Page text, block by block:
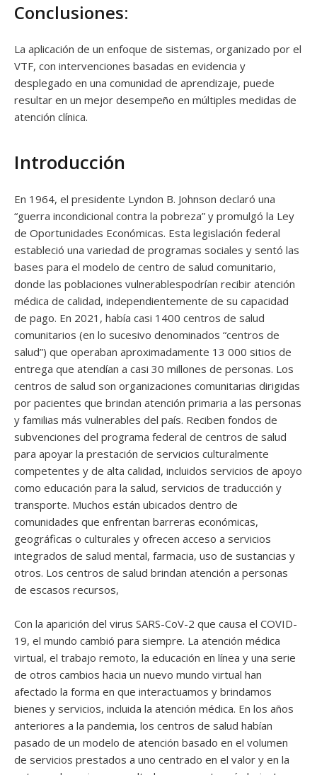
Conclusiones:
La aplicación de un enfoque de sistemas, organizado por el
VTF, con intervenciones basadas en evidencia y
desplegado en una comunidad de aprendizaje, puede
resultar en un mejor desempeño en múltiples medidas de
atención clínica.
Introducción
En 1964, el presidente Lyndon B. Johnson declaró una
“guerra incondicional contra la pobreza” y promulgó la Ley
de Oportunidades Económicas. Esta legislación federal
estableció una variedad de programas sociales y sentó las
bases para el modelo de centro de salud comunitario,
donde las poblaciones vulnerablespodrían recibir atención
médica de calidad, independientemente de su capacidad
de pago. En 2021, había casi 1400 centros de salud
comunitarios (en lo sucesivo denominados “centros de
salud”) que operaban aproximadamente 13 000 sitios de
entrega que atendían a casi 30 millones de personas. Los
centros de salud son organizaciones comunitarias dirigidas
por pacientes que brindan atención primaria a las personas
y familias más vulnerables del país. Reciben fondos de
subvenciones del programa federal de centros de salud
para apoyar la prestación de servicios culturalmente
competentes y de alta calidad, incluidos servicios de apoyo
como educación para la salud, servicios de traducción y
transporte. Muchos están ubicados dentro de
comunidades que enfrentan barreras económicas,
geográficas o culturales y ofrecen acceso a servicios
integrados de salud mental, farmacia, uso de sustancias y
otros. Los centros de salud brindan atención a personas
de escasos recursos,
Con la aparición del virus SARS-CoV-2 que causa el COVID-
19, el mundo cambió para siempre. La atención médica
virtual, el trabajo remoto, la educación en línea y una serie
de otros cambios hacia un nuevo mundo virtual han
afectado la forma en que interactuamos y brindamos
bienes y servicios, incluida la atención médica. En los años
anteriores a la pandemia, los centros de salud habían
pasado de un modelo de atención basado en el volumen
de servicios prestados a uno centrado en el valor y en la